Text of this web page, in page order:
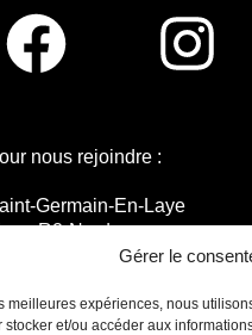
Gérer le
meilleures expériences, nous
stocker et/ou accéder aux
nous rejoindre :
Germain-En-Laye
R2-Nord